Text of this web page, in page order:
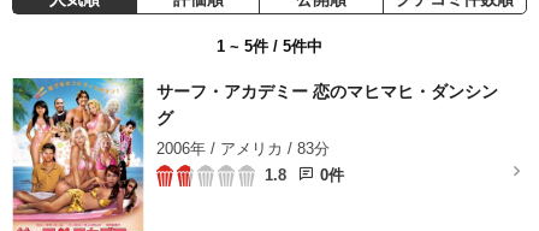
1 ~ 5件 / 5件中
サーフ・アカデミー 恋のマヒマヒ・ダンシン
グ
2006年 / アメリカ / 83分
1.8
0件